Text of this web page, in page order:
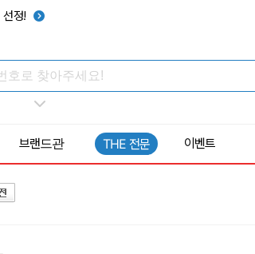
선정!
브랜드관 THE 전문 이벤트